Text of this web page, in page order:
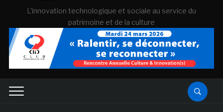
L'innovation technologique et sociale au service du
patrimoine et de la culture